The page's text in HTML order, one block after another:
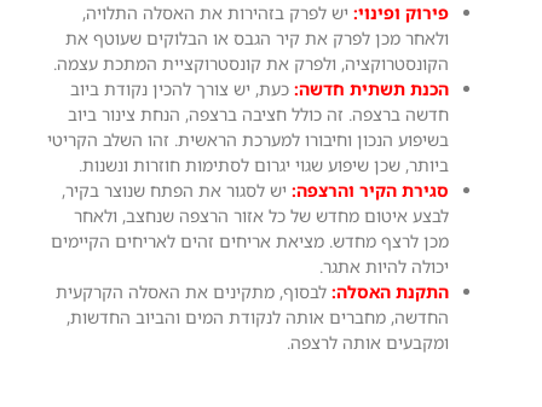
פירוק ופינוי:יש לפרק בזהירות את האסלה התלויה,
ולאחר מכן לפרק את קיר הגבס או הבלוקים שעוטף את
הקונסטרוקציה, ולפרק את קונסטרוקציית המתכת עצמה.
הכנת תשתית חדשה:כעת, יש צורך להכין נקודת ביוב
חדשה ברצפה. זה כולל חציבה ברצפה, הנחת צינור ביוב
בשיפוע הנכון וחיבורו למערכת הראשית. זהו השלב הקריטי
ביותר, שכן שיפוע שגוי יגרום לסתימות חוזרות ונשנות.
סגירת הקיר והרצפה:יש לסגור את הפתח שנוצר בקיר,
לבצע איטום מחדש של כל אזור הרצפה שנחצב, ולאחר
מכן לרצף מחדש. מציאת אריחים זהים לאריחים הקיימים
יכולה להיות אתגר.
התקנת האסלה:לבסוף, מתקינים את האסלה הקרקעית
החדשה, מחברים אותה לנקודת המים והביוב החדשות,
ומקבעים אותה לרצפה.